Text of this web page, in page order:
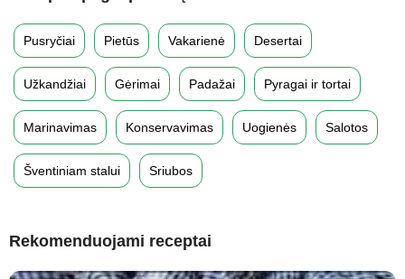
Pusryčiai Pietūs Vakarienė Desertai
Užkandžiai Gėrimai Padažai Pyragai ir tortai
Marinavimas Konservavimas Uogienės Salotos
Šventiniam stalui Sriubos
Rekomenduojami receptai